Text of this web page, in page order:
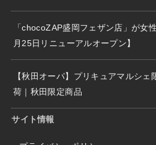
「chocoZAP盛岡フェザン店」が女
月25日リニューアルオープン】
【秋田オーパ】プリキュアマルシェ
荷｜秋田限定商品
サイト情報